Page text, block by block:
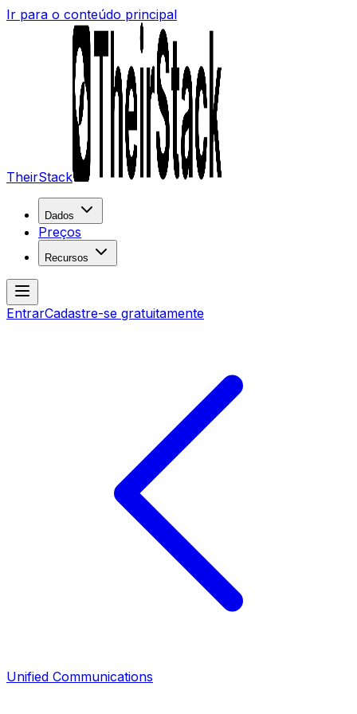
Ir para o conteúdo principal
TheirStack
Dados
Preços
Recursos
EntrarCadastre-se gratuitamente
Unified Communications